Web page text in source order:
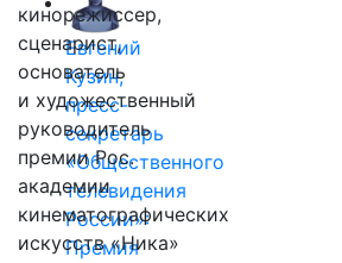
Евгений
Кузин,
пресс-
секретарь
«Общественного
телевидения
России»:
Премия
кинорежиссер,
сценарист,
основатель
и художественный
руководитель
премии Рос.
академии
кинематографических
искусств «Ника»